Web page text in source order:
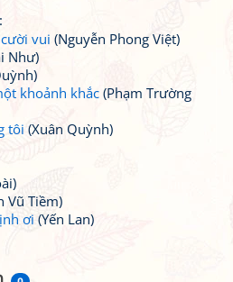
vui (Nguyễn Phong Việt)
Như)
khoảnh khắc (Phạm Trường
tôi (Xuân Quỳnh)
Vũ Tiềm)
ơi (Yến Lan)